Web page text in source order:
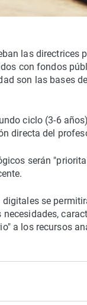
las directrices
con fondos
son las bases
ciclo (3-6
directa del
serán
se
a los recursos